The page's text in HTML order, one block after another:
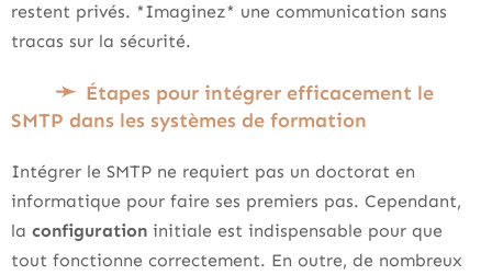
restent privés. *Imaginez* une communication sans
tracas sur la sécurité.
Étapes pour intégrer efficacement le
SMTP dans les systèmes de formation
Intégrer le SMTP ne requiert pas un doctorat en
informatique pour faire ses premiers pas. Cependant,
la configuration initiale est indispensable pour que
tout fonctionne correctement. En outre, de nombreux